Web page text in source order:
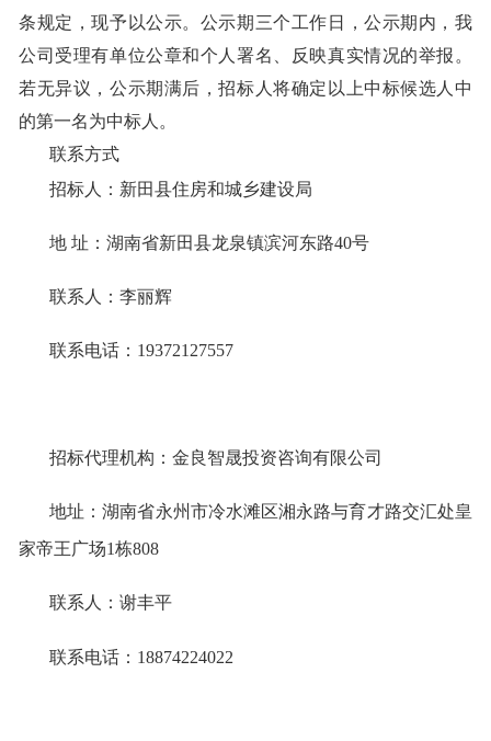
条规定，现予以公示。公示期三个工作日，公示期内，我
公司受理有单位公章和个人署名、反映真实情况的举报。
若无异议，公示期满后，招标人将确定以上中标候选人中
的第一名为中标人。
联系方式
招标人：新田县住房和城乡建设局
地 址：湖南省新田县龙泉镇滨河东路40号
联系人： 李丽辉
联系电话： 19372127557
招标代理机构：金良智晟投资咨询有限公司
地址：湖南省永州市冷水滩区湘永路与育才路交汇处皇
家帝王广场1栋808
联系人： 谢丰平
联系电话： 18874224022